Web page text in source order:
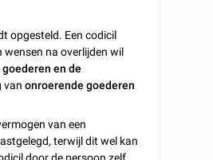
opgesteld. Een codicil
wensen na overlijden wil
en de
vanonroerende goederen
van een
terwijl dit wel kan